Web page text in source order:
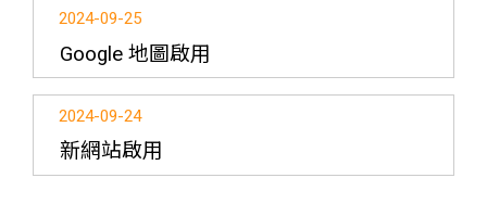
2024-09-25
Google 地圖啟用
2024-09-24
新網站啟用